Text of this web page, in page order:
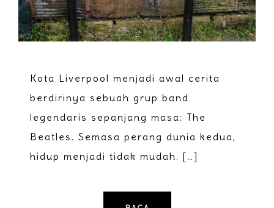
Kota Liverpool menjadi awal cerita
berdirinya sebuah grup band
legendaris sepanjang masa: The
Beatles. Semasa perang dunia kedua,
hidup menjadi tidak mudah. […]